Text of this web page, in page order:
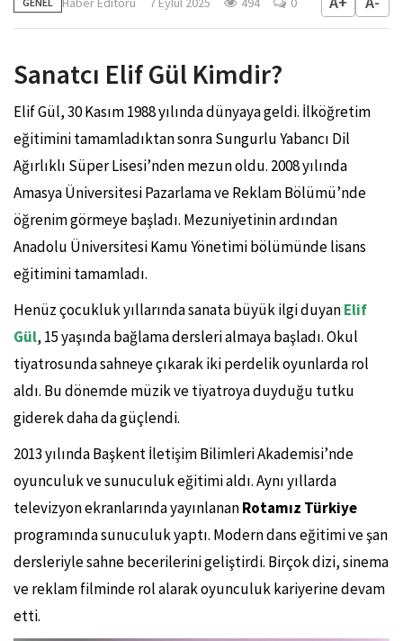
Sanatcı Elif Gül Kimdir?
Elif Gül, 30 Kasım 1988 yılında dünyaya geldi. İlköğretim
eğitimini tamamladıktan sonra Sungurlu Yabancı Dil
Ağırlıklı Süper Lisesi’nden mezun oldu. 2008 yılında
Amasya Üniversitesi Pazarlama ve Reklam Bölümü’nde
öğrenim görmeye başladı. Mezuniyetinin ardından
Anadolu Üniversitesi Kamu Yönetimi bölümünde lisans
eğitimini tamamladı.
Henüz çocukluk yıllarında sanata büyük ilgi duyanElif
Gül, 15 yaşında bağlama dersleri almaya başladı. Okul
tiyatrosunda sahneye çıkarak iki perdelik oyunlarda rol
aldı. Bu dönemde müzik ve tiyatroya duyduğu tutku
giderek daha da güçlendi.
2013 yılında Başkent İletişim Bilimleri Akademisi’nde
oyunculuk ve sunuculuk eğitimi aldı. Aynı yıllarda
televizyon ekranlarında yayınlananRotamız Türkiye
programında sunuculuk yaptı. Modern dans eğitimi ve şan
dersleriyle sahne becerilerini geliştirdi. Birçok dizi, sinema
ve reklam filminde rol alarak oyunculuk kariyerine devam
etti.